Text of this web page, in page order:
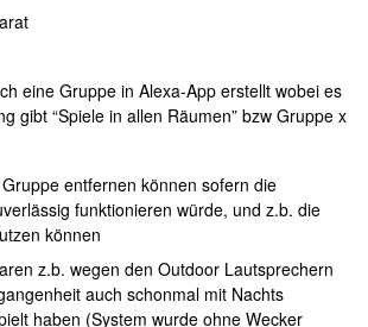
eine Gruppe in Alexa-App erstellt wobei es
gibt “Spiele in allen Räumen” bzw Gruppe x
entfernen können sofern die
funktionieren würde, und z.b. die
können
z.b. wegen den Outdoor Lautsprechern
auch schonmal mit Nachts
haben (System wurde ohne Wecker